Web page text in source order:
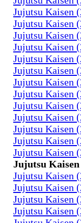
Jujutsu Kaisen
Jujutsu Kaisen
Jujutsu Kaisen
Jujutsu Kaisen
Jujutsu Kaisen
Jujutsu Kaisen
Jujutsu Kaisen
Jujutsu Kaisen
Jujutsu Kaisen
Jujutsu Kaisen
Jujutsu Kaisen
Jujutsu Kaisen
Jujutsu Kaisen
Jujutsu Kaisen
Jujutsu Kaisen
Jujutsu Kaisen
Jujutsu Kaisen
Jujutsu Kaisen